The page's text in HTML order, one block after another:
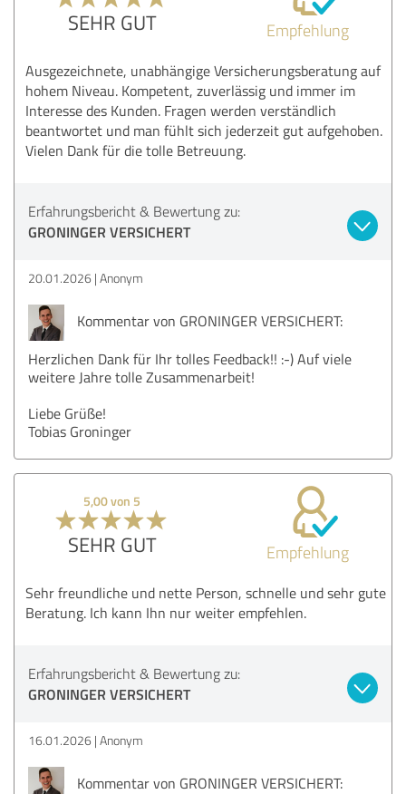
SEHR GUT Empfehlung
Ausgezeichnete, unabhängige Versicherungsberatung auf
hohem Niveau. Kompetent, zuverlässig und immer im
Interesse des Kunden. Fragen werden verständlich
beantwortet und man fühlt sich jederzeit gut aufgehoben.
Vielen Dank für die tolle Betreuung.
Erfahrungsbericht & Bewertung zu:
GRONINGER VERSICHERT
20.01.2026 Anonym
Kommentar von GRONINGER VERSICHERT:
Herzlichen Dank für Ihr tolles Feedback!! :-) Auf viele
weitere Jahre tolle Zusammenarbeit!
Liebe Grüße!
Tobias Groninger
5,00 von 5
SEHR GUT Empfehlung
Sehr freundliche und nette Person, schnelle und sehr gute
Beratung. Ich kann Ihn nur weiter empfehlen.
Erfahrungsbericht & Bewertung zu:
GRONINGER VERSICHERT
16.01.2026 Anonym
Kommentar von GRONINGER VERSICHERT: